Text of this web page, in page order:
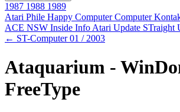
1987 1988 1989
Atari Phile Happy ComputerComputer
ACE NSW Inside Info Atari Update STraight
← ST-Computer 01 / 2003
Ataquarium -
FreeType